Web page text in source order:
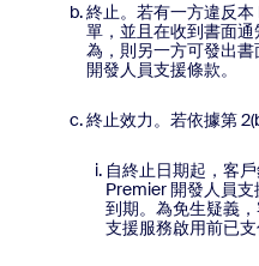
終止。若有一方違反
單，並且在收到書面
為，則另一方可發出
開發人員支援條款。
終止效力。若依據第
自終止日期起，客
Premier 開發人員
到期。為免生疑義
支援服務啟用前已支